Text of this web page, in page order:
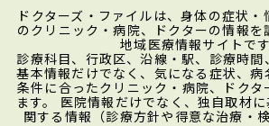
ドクターズ・ファイルは、身体の症状
のクリニック・病院、ドクターの情報を
地域医療情報サイトです
診療科目、行政区、沿線・駅、診療時間
基本情報だけでなく、気になる症状、病
条件に合ったクリニック・病院、ドクタ
ます。 医院情報だけでなく、独自取材
関する情報（診療方針や得意な治療・